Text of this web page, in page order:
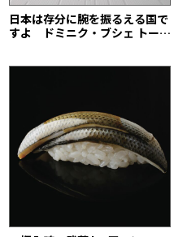
日本は存分に腕を振るえる国で
すよ ドミニク・ブシェ トー